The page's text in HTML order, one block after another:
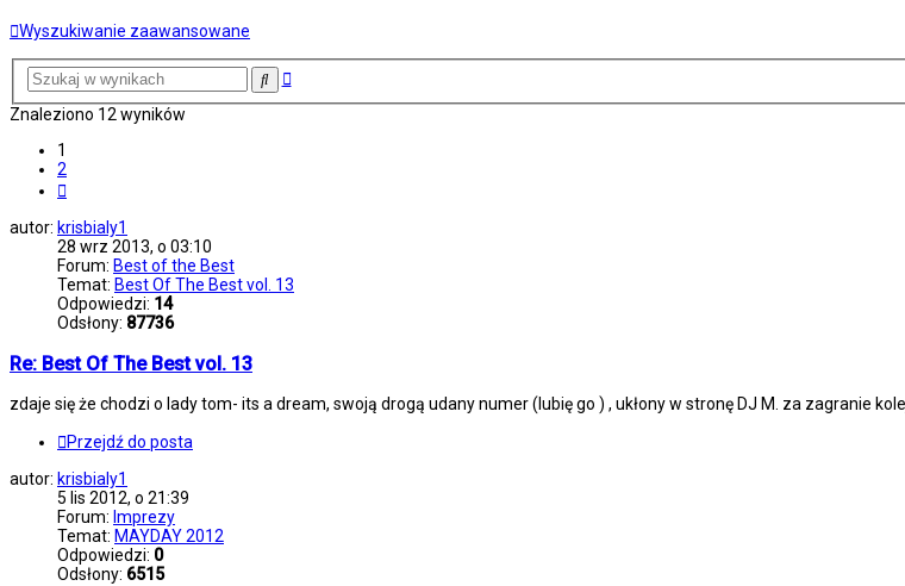
Wyszukiwanie zaawansowane
SzukajWyszukiwanie
Znaleziono 12 wyników
1
2
autor: krisbialy1
28 wrz 2013, o 03:10
Forum: Best of the Best
Temat: Best Of The Best vol. 13
Odpowiedzi: 14
Odsłony: 87736
Re: Best Of The Best vol. 13
zdaje się że chodzi o lady tom- its a dream, swoją drogą udany numer (lubię go ) , ukłony w stronę DJ M. za zagranie
Przejdź do posta
autor: krisbialy1
5 lis 2012, o 21:39
Forum: Imprezy
Temat: MAYDAY 2012
Odpowiedzi: 0
Odsłony: 6515